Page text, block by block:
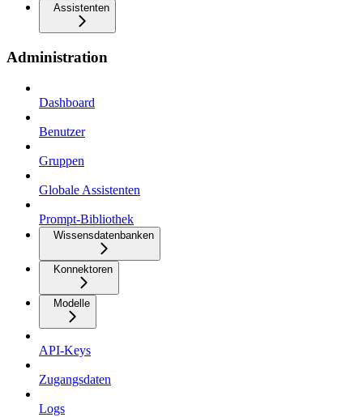
Assistenten
Administration
Dashboard
Benutzer
Gruppen
Globale Assistenten
Prompt-Bibliothek
Wissensdatenbanken
Konnektoren
Modelle
API-Keys
Zugangsdaten
Logs